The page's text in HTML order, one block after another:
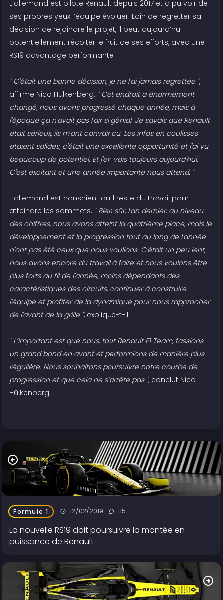
L’allemand est pilote Renault depuis 2017 et a pu voir de
ses propres yeux l’équipe évoluer. Loin de regretter sa
décision de rejoindre le projet, il peut aujourd’hui
potentiellement récolter le fruit de ses efforts, avec une
RS19 davantage performante.
" C'était une bonne décision, je ne l'ai jamais regrettée ",
affirme Nico Hülkenberg. " Cet endroit a énormément
changé, nous avons progressé chaque année, mais à
l'époque ça n'avait pas l'air si génial. Je savais que Renault
était sérieux, ils m'ont convaincu. Les infos en coulisses
étaient solides, c'était une excellente opportunité et j'ai vu
beaucoup de potentiel. Et j'en vois toujours aujourd'hui.
C'est excitant et une année importante nous attend. "
L’allemand est conscient qu’il reste du travail pour
atteindre les sommets. " Bien sûr, l'an dernier, au niveau
des chiffres, nous avons atteint la quatrième place, mais le
développement et la progression tout au long de l'année
n'ont pas été ceux que nous voulions. C'était un peu lent,
nous avons encore du travail à faire et nous voulons être
plus forts au fil de l'année, moins dépendants des
caractéristiques des circuits, continuer à construire
l'équipe et profiter de la dynamique pour nous rapprocher
de l'avant de la grille ", explique-t-il.
" L’important est que nous, tout Renault F1 Team, fassions
un grand bond en avant et performions de manière plus
régulière. Nous souhaitons poursuivre notre courbe de
progression et que cela ne s’arrête pas ", conclut Nico
Hülkenberg.
Formule 1 12/02/2019 115
La nouvelle RS19 doit poursuivre la montée en
puissance de Renault